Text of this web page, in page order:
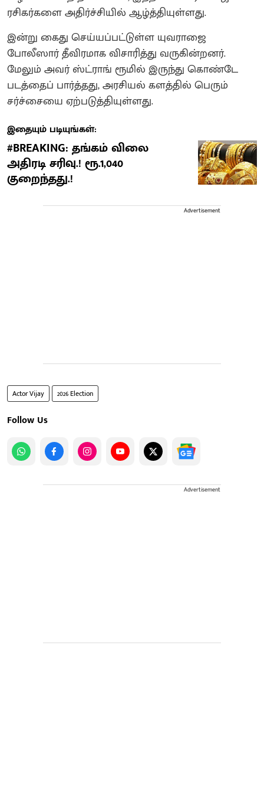
ரசிகர்களை அதிர்ச்சியில் ஆழ்த்தியுள்ளது.
இன்று கைது செய்யப்பட்டுள்ள யுவராஜை
போலீஸார் தீவிரமாக விசாரித்து வருகின்றனர்.
மேலும் அவர் ஸ்ட்ராங் ரூமில் இருந்து கொண்டே
படத்தைப் பார்த்தது, அரசியல் களத்தில் பெரும்
சர்ச்சையை ஏற்படுத்தியுள்ளது.
இதையும் படியுங்கள்:
#BREAKING: தங்கம் விலை
அதிரடி சரிவு.! ரூ.1,040
குறைந்தது.!
Advertisement
Actor Vijay 2026 Election
Follow Us
Advertisement